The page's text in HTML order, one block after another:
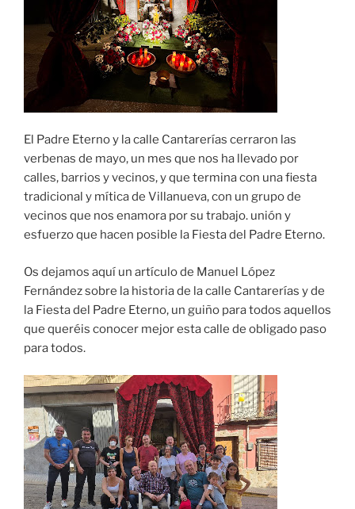
El Padre Eterno y la calle Cantarerías cerraron las
verbenas de mayo, un mes que nos ha llevado por
calles, barrios y vecinos, y que termina con una fiesta
tradicional y mítica de Villanueva, con un grupo de
vecinos que nos enamora por su trabajo. unión y
esfuerzo que hacen posible la Fiesta del Padre Eterno.
Os dejamos aquí un artículo de Manuel López
Fernández sobre la historia de la calle Cantarerías y de
la Fiesta del Padre Eterno, un guiño para todos aquellos
que queréis conocer mejor esta calle de obligado paso
para todos.